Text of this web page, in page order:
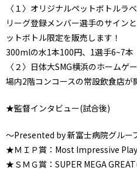
〈１〉オリジナルペットボトルラ
リーグ登録メンバー選手のサイン
ットボトル限定を販売します！
300mlの水1本100円、1選手6~7本
〈２〉日体大SMG横浜のホームゲ
場内2階コンコースの常設飲食店が
★監督インタビュー(試合後)
～Presented by 新富士病院グルー
★ＭＩＰ賞：Most Impressive
★ＳＭＧ賞：SUPER MEGA